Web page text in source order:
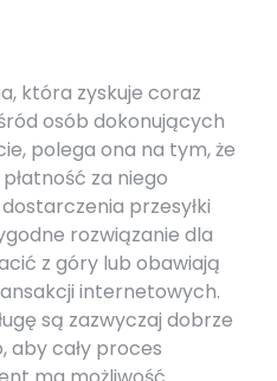
która zyskuje coraz
osób dokonujących
polega ona na tym, że
za niego
przesyłki
rozwiązanie dla
z góry lub obawiają
internetowych.
są zazwyczaj dobrze
aby cały proces